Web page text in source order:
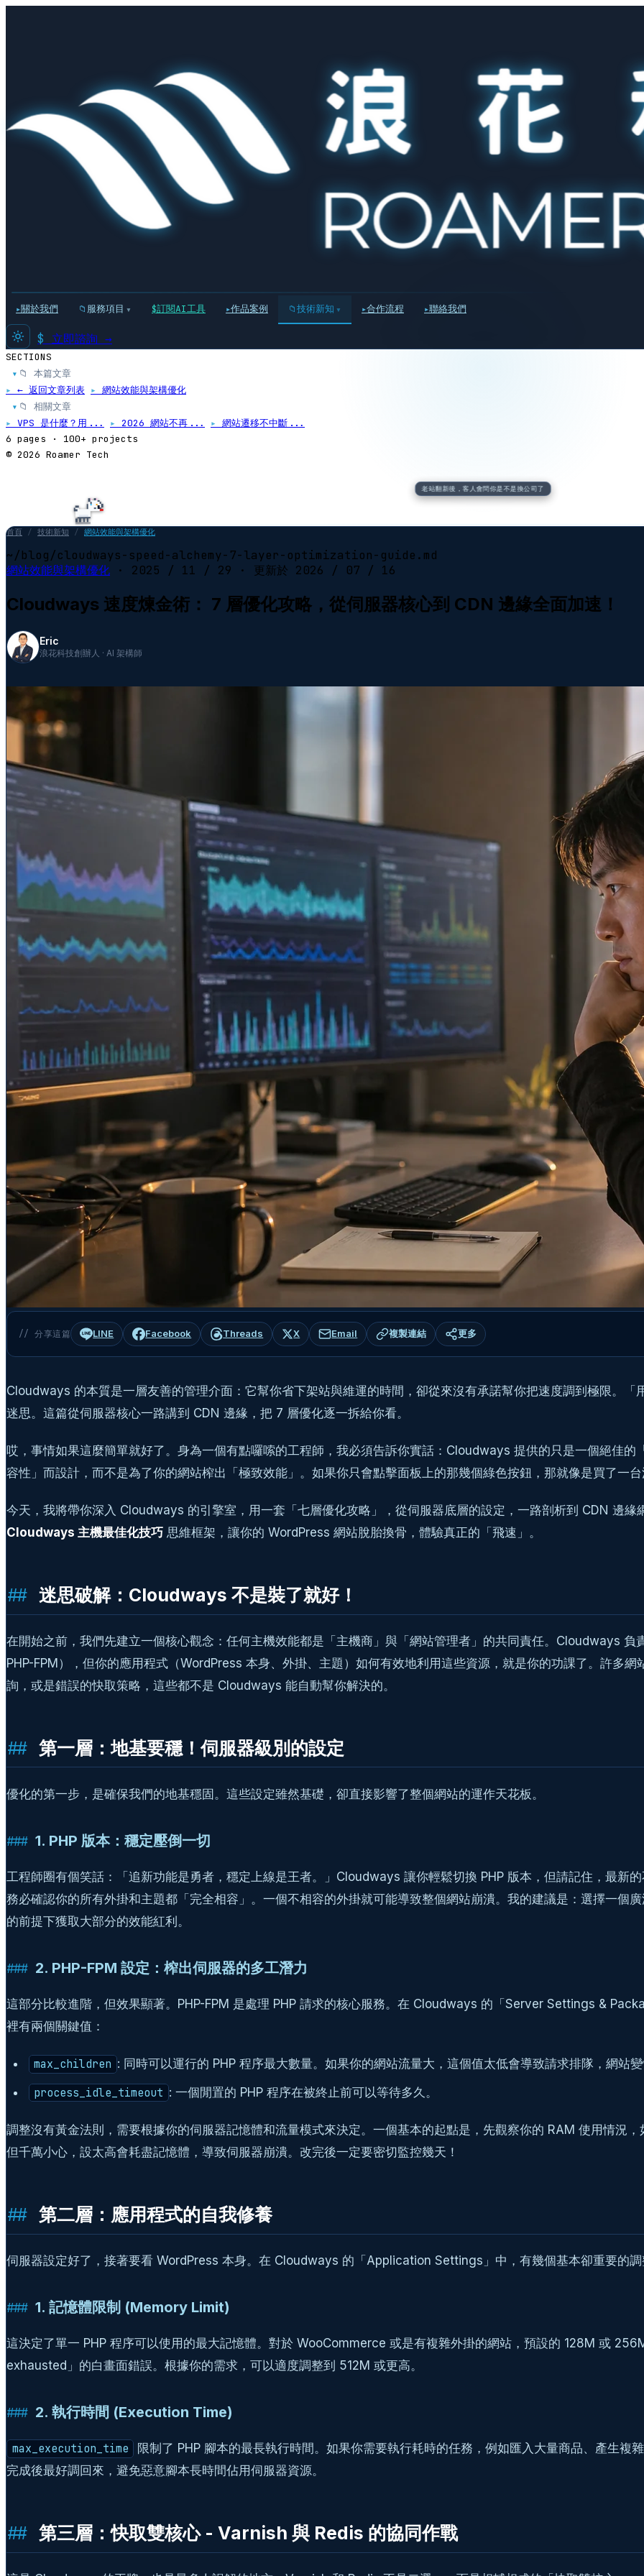
▸關於我們 📁 服務項目 ▾ $訂閱AI工具 ▸作品案例 📁技術新知 ▾ ▸合作流程 ▸聯絡我們
$ 立即諮詢 →
SECTIONS
▸📁 本篇文章
▸ ← 返回文章列表 ▸ 網站效能與架構優化
▸📁 相關文章
▸ VPS 是什麼？用... ▸ 2026 網站不再... ▸ 網站遷移不中斷...
6 pages · 100+ projects
© 2026 Roamer Tech
老站翻新後，客人會問你是不是換公司了
首頁 / 技術新知 / 網站效能與架構優化
~/blog/cloudways-speed-alchemy-7-layer-optimization-guide.md
網站效能與架構優化 · 2025 / 11 / 29 · 更新於 2026 / 07 / 16
Cloudways 速度煉金術： 7 層優化攻略，從伺服器核心到 CDN 邊緣全面加速！
Eric
浪花科技創辦人 · AI 架構師
// 分享這篇 LINE Facebook Threads X Email 複製連結 更多
Cloudways 的本質是一層友善的管理介面：它幫你省下架站與維運的時間，卻從來沒有承諾幫你把速度調到極限。
迷思。這篇從伺服器核心一路講到 CDN 邊緣，把 7 層優化逐一拆給你看。
哎，事情如果這麼簡單就好了。身為一個有點囉嗦的工程師，我必須告訴你實話：Cloudways 提供的只是一個絕佳
容性」而設計，而不是為了你的網站榨出「極致效能」。如果你只會點擊面板上的那幾個綠色按鈕，那就像是買了一
今天，我將帶你深入 Cloudways 的引擎室，用一套「七層優化攻略」，從伺服器底層的設定，一路剖析到 CDN 邊
Cloudways 主機最佳化技巧 思維框架，讓你的 WordPress 網站脫胎換骨，體驗真正的「飛速」。
迷思破解：Cloudways 不是裝了就好！
在開始之前，我們先建立一個核心觀念：任何主機效能都是「主機商」與「網站管理者」的共同責任。Cloudways
PHP-FPM），但你的應用程式（WordPress 本身、外掛、主題）如何有效地利用這些資源，就是你的功課了。許多
詢，或是錯誤的快取策略，這些都不是 Cloudways 能自動幫你解決的。
第一層：地基要穩！伺服器級別的設定
優化的第一步，是確保我們的地基穩固。這些設定雖然基礎，卻直接影響了整個網站的運作天花板。
1. PHP 版本：穩定壓倒一切
工程師圈有個笑話：「追新功能是勇者，穩定上線是王者。」Cloudways 讓你輕鬆切換 PHP 版本，但請記住，最新
務必確認你的所有外掛和主題都「完全相容」。一個不相容的外掛就可能導致整個網站崩潰。我的建議是：選擇一個
的前提下獲取大部分的效能紅利。
2. PHP-FPM 設定：榨出伺服器的多工潛力
這部分比較進階，但效果顯著。PHP-FPM 是處理 PHP 請求的核心服務。在 Cloudways 的「Server Settings &
裡有兩個關鍵值：
max_children : 同時可以運行的 PHP 程序最大數量。如果你的網站流量大，這個值太低會導致請求排隊，網站
process_idle_timeout : 一個閒置的 PHP 程序在被終止前可以等待多久。
調整沒有黃金法則，需要根據你的伺服器記憶體和流量模式來決定。一個基本的起點是，先觀察你的 RAM 使用情況
但千萬小心，設太高會耗盡記憶體，導致伺服器崩潰。改完後一定要密切監控幾天！
第二層：應用程式的自我修養
伺服器設定好了，接著要看 WordPress 本身。在 Cloudways 的「Application Settings」中，有幾個基本卻重要的
1. 記憶體限制 (Memory Limit)
這決定了單一 PHP 程序可以使用的最大記憶體。對於 WooCommerce 或是有複雜外掛的網站，預設的 128M 或
exhausted」的白畫面錯誤。根據你的需求，可以適度調整到 512M 或更高。
2. 執行時間 (Execution Time)
max_execution_time
限制了 PHP 腳本的最長執行時間。如果你需要執行耗時的任務，例如匯入大量商品、產生
完成後最好調回來，避免惡意腳本長時間佔用伺服器資源。
第三層：快取雙核心 - Varnish 與 Redis 的協同作戰